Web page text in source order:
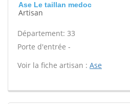
Ase Le taillan medoc
Artisan
Département: 33
Porte d'entrée -
Voir la fiche artisan : Ase